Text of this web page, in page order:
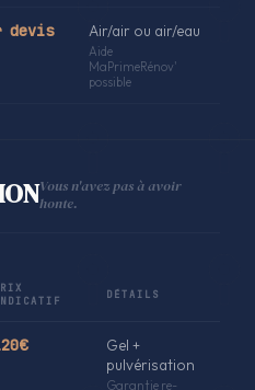
devis Air/air ou air/eau
Aide
MaPrimeRénov'
possible
Vous n'avez pas à avoir
honte.
DÉTAILS
Gel +
pulvérisation
Garantie re-